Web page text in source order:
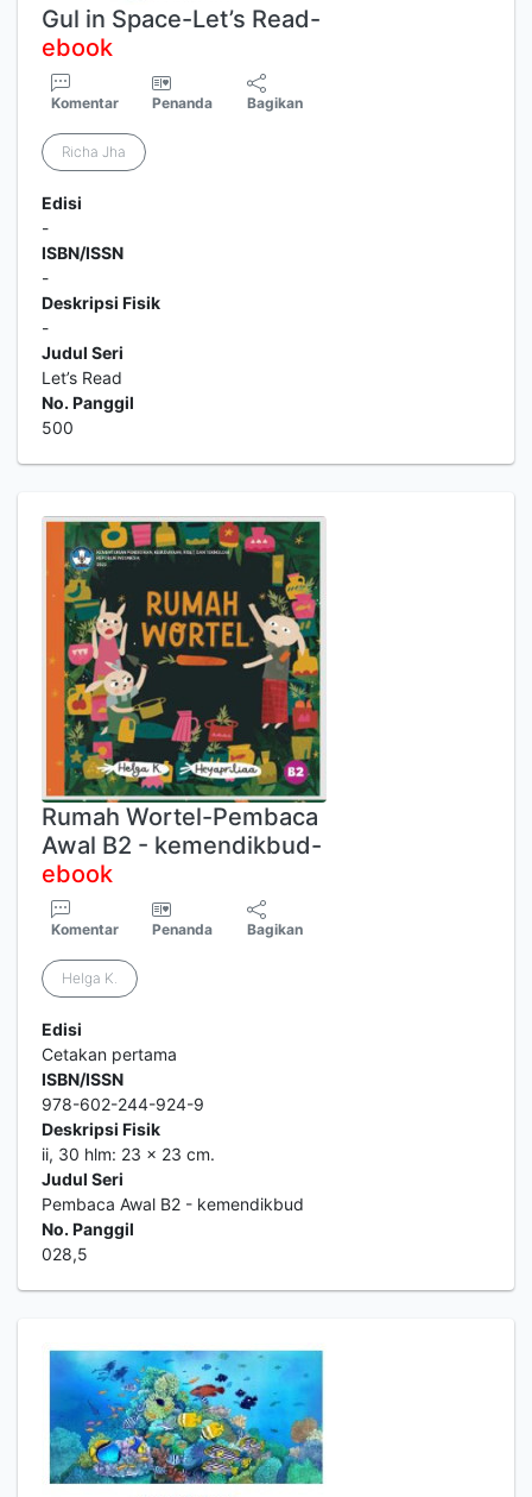
Gul in Space-Let’s Read-
ebook
Komentar Penanda Bagikan
Richa Jha
Edisi
-
ISBN/ISSN
-
Deskripsi Fisik
-
Judul Seri
Let’s Read
No. Panggil
500
Rumah Wortel-Pembaca
Awal B2 - kemendikbud-
ebook
Komentar Penanda Bagikan
Helga K.
Edisi
Cetakan pertama
ISBN/ISSN
978-602-244-924-9
Deskripsi Fisik
ii, 30 hlm: 23 x 23 cm.
Judul Seri
Pembaca Awal B2 - kemendikbud
No. Panggil
028,5